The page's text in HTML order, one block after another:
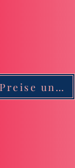
Preise und Buchungskalender